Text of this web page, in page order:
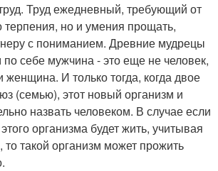
Труд ежедневный, требующий от
терпения, но и умения прощать,
с пониманием. Древние мудрецы
по себе мужчина - это еще не человек,
женщина. И только тогда, когда двое
(семью), этот новый организм и
назвать человеком. В случае если
организма будет жить, учитывая
то такой организм может прожить